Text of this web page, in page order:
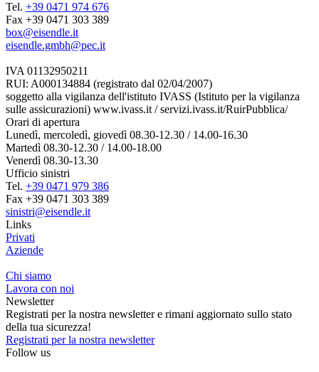
Tel. +39 0471 974 676
Fax +39 0471 303 389
box@eisendle.it
eisendle.gmbh@pec.it
IVA 01132950211
RUI: A000134884 (registrato dal 02/04/2007)
soggetto alla vigilanza dell'istituto IVASS (Istituto per la vigilanza
sulle assicurazioni) www.ivass.it / servizi.ivass.it/RuirPubblica/
Orari di apertura
Lunedì, mercoledì, giovedì 08.30-12.30 / 14.00-16.30
Martedì 08.30-12.30 / 14.00-18.00
Venerdì 08.30-13.30
Ufficio sinistri
Tel. +39 0471 979 386
Fax +39 0471 303 389
sinistri@eisendle.it
Links
Privati
Aziende
Chi siamo
Lavora con noi
Newsletter
Registrati per la nostra newsletter e rimani aggiornato sullo stato
della tua sicurezza!
Registrati per la nostra newsletter
Follow us